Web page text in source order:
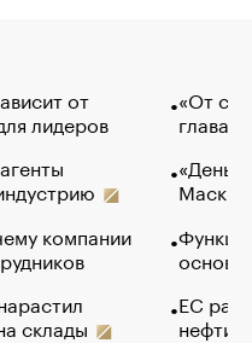
от
лидеров
компании
склады
«От
глава
Маск в
основ
ЕС
нефти